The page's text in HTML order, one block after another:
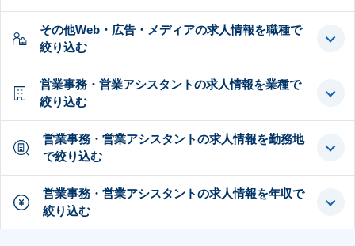
その他Web・広告・メディアの求人情報を職種で
絞り込む
営業事務・営業アシスタントの求人情報を業種で
絞り込む
営業事務・営業アシスタントの求人情報を勤務地
で絞り込む
営業事務・営業アシスタントの求人情報を年収で
絞り込む